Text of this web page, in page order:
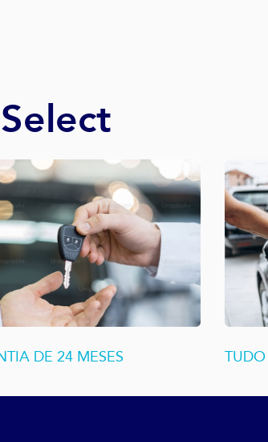
DE 24 MESES